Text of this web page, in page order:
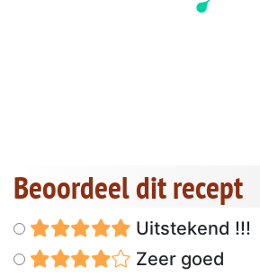
Beoordeel dit recept
Uitstekend !!!
Zeer goed